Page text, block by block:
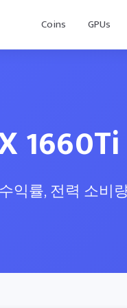
Coins GPUs
1660Ti
익률, 전력 소비